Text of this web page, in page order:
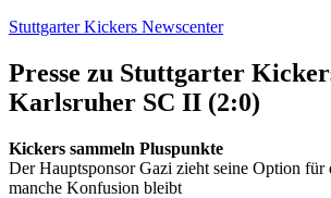
Zum
springen
Stuttgarter Kickers Newscenter
Presse zu Stuttgarter
Karlsruher SC II (2:0)
Kickers sammeln Pluspunkte
Der Hauptsponsor Gazi zieht seine Option für
manche Konfusion bleibt